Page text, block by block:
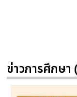
ข่าวการศึกษา